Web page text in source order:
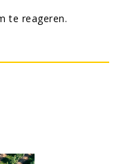
te reageren.